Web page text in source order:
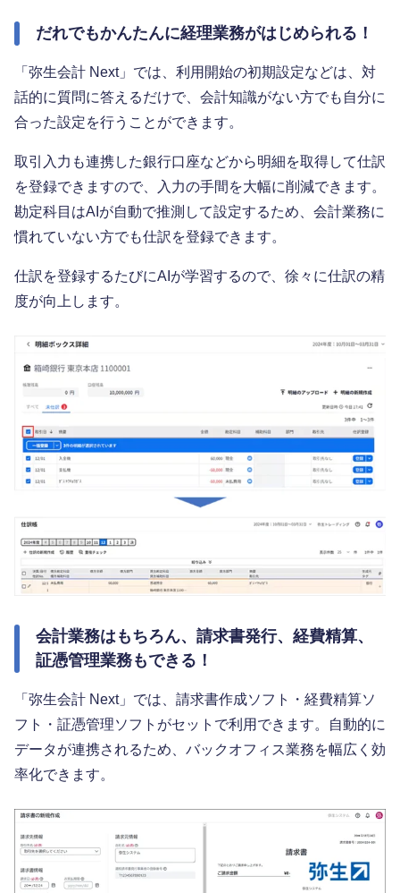
だれでもかんたんに経理業務がはじめられる！
「弥生会計 Next」では、利用開始の初期設定などは、対
話的に質問に答えるだけで、会計知識がない方でも自分に
合った設定を行うことができます。
取引入力も連携した銀行口座などから明細を取得して仕訳
を登録できますので、入力の手間を大幅に削減できます。
勘定科目はAIが自動で推測して設定するため、会計業務に
慣れていない方でも仕訳を登録できます。
仕訳を登録するたびにAIが学習するので、徐々に仕訳の精
度が向上します。
会計業務はもちろん、請求書発行、経費精算、
証憑管理業務もできる！
「弥生会計 Next」では、請求書作成ソフト・経費精算ソ
フト・証憑管理ソフトがセットで利用できます。自動的に
データが連携されるため、バックオフィス業務を幅広く効
率化できます。